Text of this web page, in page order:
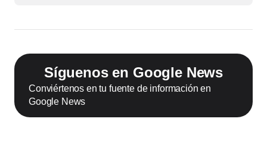
Síguenos en Google News
Conviértenos en tu fuente de información en
Google News